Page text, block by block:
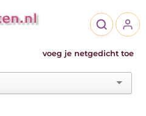
voeg je netgedicht toe